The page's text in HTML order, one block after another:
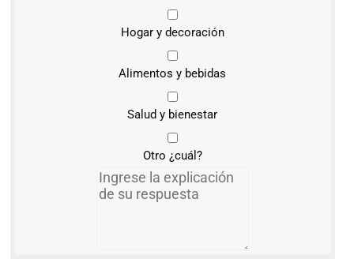
Hogar y decoración
Alimentos y bebidas
Salud y bienestar
Otro ¿cuál?